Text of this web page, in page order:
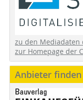
zu den Mediadaten
zur Homepage der
Anbieter finden